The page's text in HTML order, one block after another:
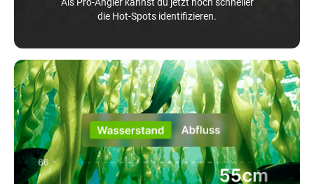
die Hot-Spots identifizieren.